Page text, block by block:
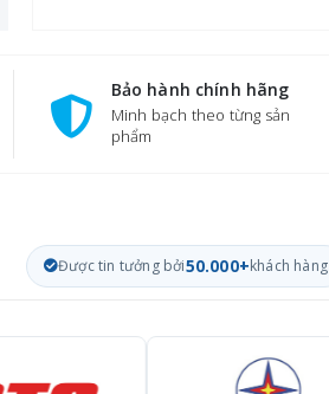
Bảo hành chính hãng
Minh bạch theo từng sản
phẩm
Được tin tưởng bởi50.000+khách hàng